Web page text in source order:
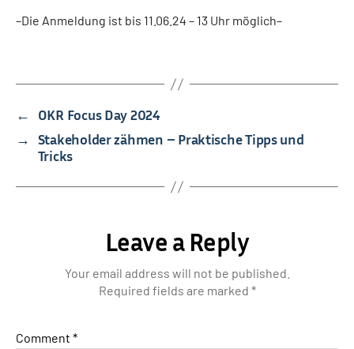
–Die Anmeldung ist bis 11.06.24 – 13 Uhr möglich–
←
OKR Focus Day 2024
→ Stakeholder zähmen – Praktische Tipps und
Tricks
Leave a Reply
Your email address will not be published.
Required fields are marked *
Comment *